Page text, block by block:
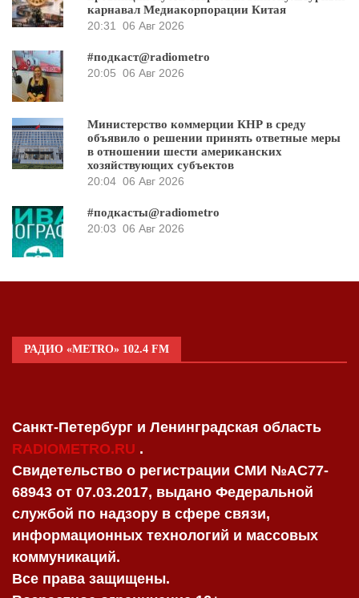
карнавал Медиакорпорации Китая
20:31
06 Авг 2026
#подкаст@radiometro
20:05 06 Авг 2026
Министерство коммерции КНР в среду
объявило о решении принять ответные меры
в отношении шести американских
хозяйствующих субъектов
20:04 06 Авг 2026
#подкасты@radiometro
20:03 06 Авг 2026
РАДИО «METRO» 102.4 FM
Санкт-Петербург и Ленинградская область
RADIOMETRO.RU .
Свидетельство о регистрации СМИ №AC77-
68943 от 07.03.2017, выдано Федеральной
службой по надзору в сфере связи,
информационных технологий и массовых
коммуникаций.
Все права защищены.